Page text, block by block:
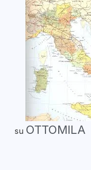
su OTTOMILA